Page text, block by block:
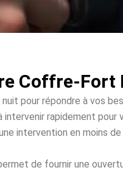
Coffre-Fort
pour répondre à vos
rapidement pour
intervention en moins
de fournir une